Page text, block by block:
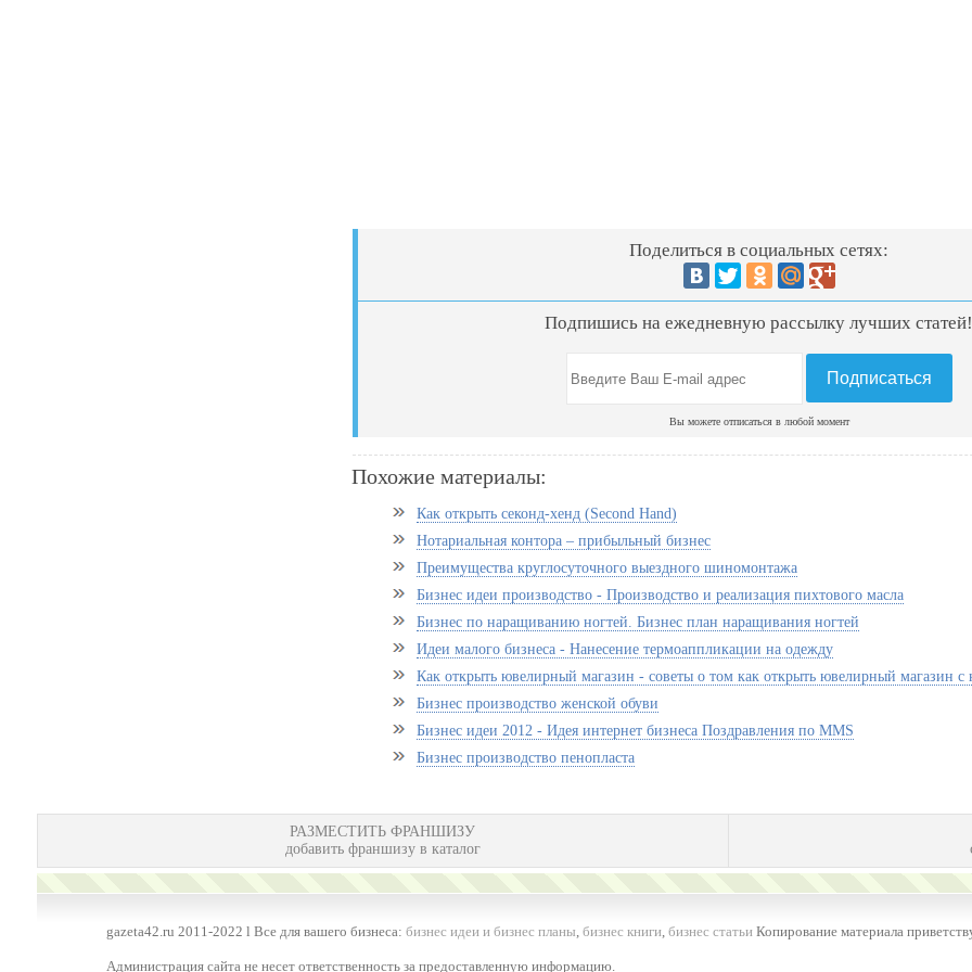
Поделиться в социальных сетях:
Подпишись на ежедневную рассылку лучших
Вы можете отписаться в любой момент
Похожие материалы:
Как открыть секонд-хенд (Second Hand)
Нотариальная контора – прибыльный бизнес
Преимущества круглосуточного выездного шиномонтажа
Бизнес идеи производство - Производство и реализация пихтового масла
Бизнес по наращиванию ногтей. Бизнес план наращивания ногтей
Идеи малого бизнеса - Нанесение термоаппликации на одежду
Как открыть ювелирный магазин - советы о том как открыть ювелирный магазин с
Бизнес производство женской обуви
Бизнес идеи 2012 - Идея интернет бизнеса Поздравления по MMS
Бизнес производство пенопласта
РАЗМЕСТИТЬ ФРАНШИЗУ
добавить франшизу в каталог
gazeta42.ru 2011-2022 l Все для вашего бизнеса: бизнес идеи и бизнес планы, бизнес книги, бизнес статьиКопирование материала
Администрация сайта не несет ответственность за предоставленную информацию.